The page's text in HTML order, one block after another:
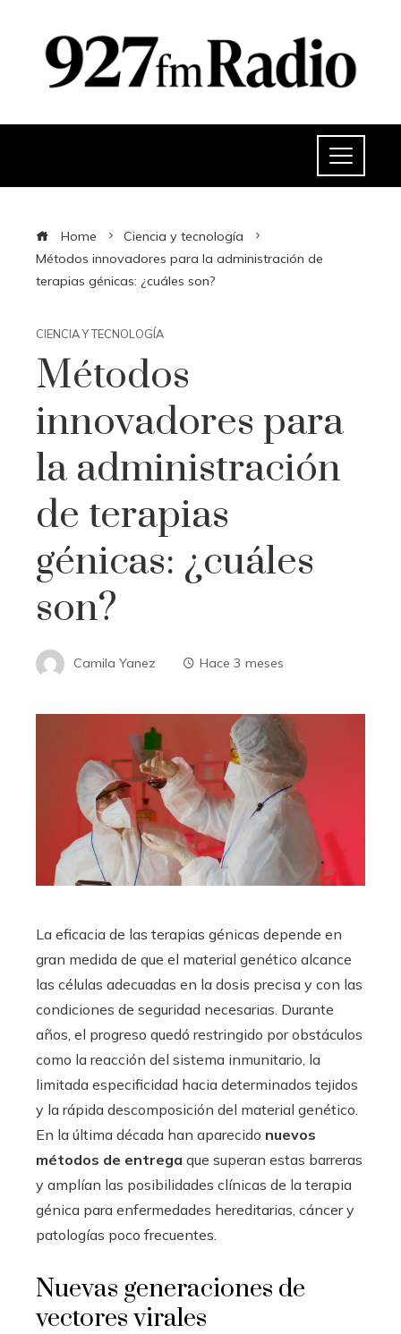
Home
Ciencia y tecnología
Métodos innovadores para la administración de
terapias génicas: ¿cuáles son?
CIENCIA Y TECNOLOGÍA
Métodos
innovadores para
la administración
de terapias
génicas: ¿cuáles
son?
Camila Yanez Hace 3 meses
La eficacia de las terapias génicas depende en
gran medida de que el material genético alcance
las células adecuadas en la dosis precisa y con las
condiciones de seguridad necesarias. Durante
años, el progreso quedó restringido por obstáculos
como la reacción del sistema inmunitario, la
limitada especificidad hacia determinados tejidos
y la rápida descomposición del material genético.
En la última década han aparecido nuevos
métodos de entrega que superan estas barreras
y amplían las posibilidades clínicas de la terapia
génica para enfermedades hereditarias, cáncer y
patologías poco frecuentes.
Nuevas generaciones de
vectores virales